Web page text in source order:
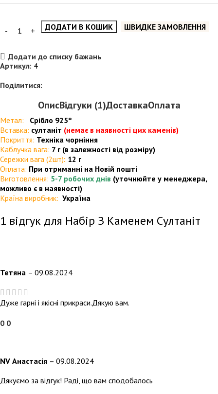
ДОДАТИ В КОШИК ШВИДКЕ ЗАМОВЛЕННЯ
Додати до списку бажань
Артикул: 4
Поділитися:
ОписВідгуки (1)ДоставкаОплата
Метал:
Срібло 925º
Вставка: султаніт (немає в наявності цих каменів)
Покриття: Техніка чорніння
Каблучка вага: 7 г (в залежності від розміру)
Сережки вага (2шт): 12 г
Оплата: При отриманні на Новій пошті
Виготовлення: 5-7 робочих днів (уточнюйте у менеджера,
можливо є в наявності)
Країна виробник: Україна
1 відгук для Набір З Каменем Султаніт
Тетяна – 09.08.2024
Дуже гарні і якісні прикраси.Дякую вам.
0 0
NV Анастасія – 09.08.2024
Дякуємо за відгук! Раді, що вам сподобалось